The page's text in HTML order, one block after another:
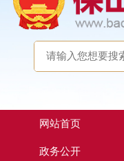
网站首页
政务公开